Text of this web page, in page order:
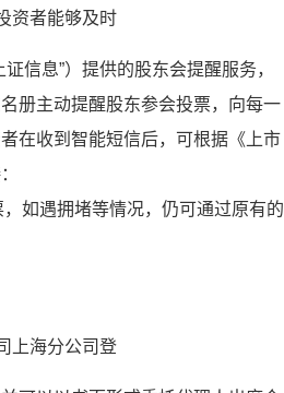
资者能够及时
信息”）提供的股东会提醒服务，
册主动提醒股东参会投票，向每一
在收到智能短信后，可根据《上市
如遇拥堵等情况，仍可通过原有的
上海分公司登